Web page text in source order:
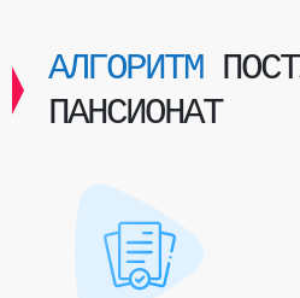
АЛГОРИТМ
ПАНСИОНАТ